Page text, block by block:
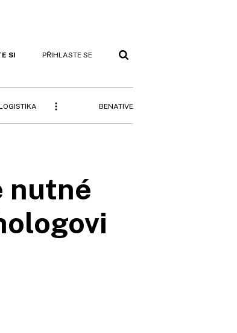
SI PŘIHLASTE SE
BENATIVE
nutné